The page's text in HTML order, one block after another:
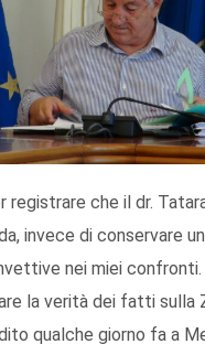
registrare che il dr.
invece di conservare
nei miei confronti.
la verità dei fatti sulla
qualche giorno fa a